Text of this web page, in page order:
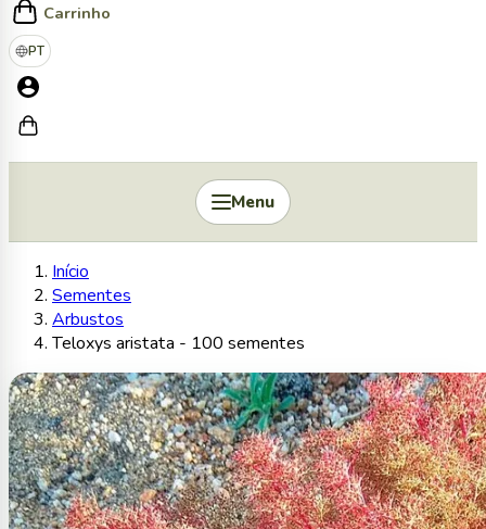
Carrinho
PT
Menu
Início
Sementes
Arbustos
Teloxys aristata - 100 sementes